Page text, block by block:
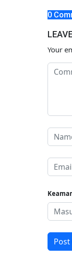
0
Your